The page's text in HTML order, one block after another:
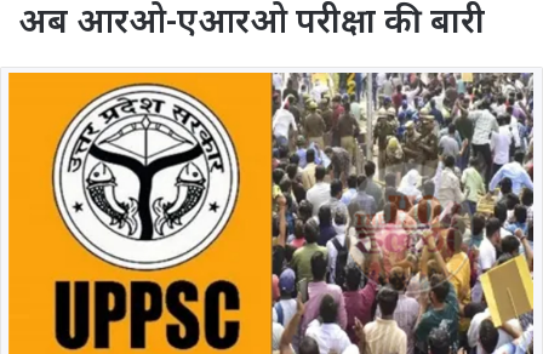
अब आरओ-एआरओ परीक्षा की बारी